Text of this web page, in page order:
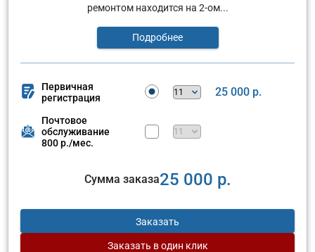
ремонтом находится на 2-ом...
Подробнее
Первичная
регистрация
25 000 р.
Почтовое
обслуживание
800 р./мес.
Сумма заказа25 000 р.
Заказать
Заказать в один клик